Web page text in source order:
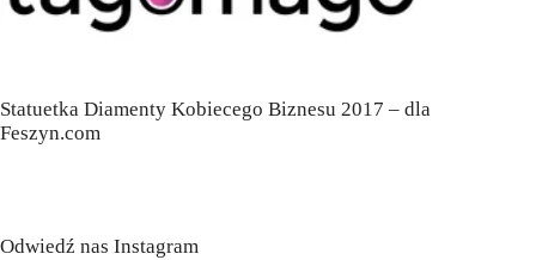
Statuetka Diamenty Kobiecego Biznesu 2017 – dla
Feszyn.com
Odwiedź nas Instagram